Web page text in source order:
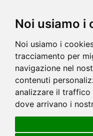
Noi usiamo i
Noi usiamo i
tracciamento per
navigazione nel
contenuti
analizzare il traffico
dove arrivano i